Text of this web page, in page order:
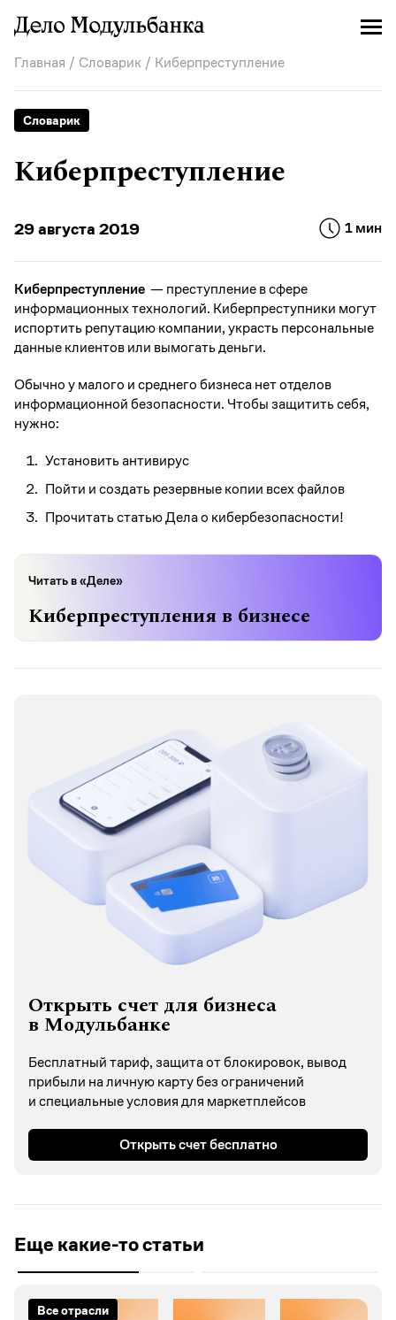
Главная / Словарик / Киберпреступление
Словарик
Киберпреступление
29 августа 2019 1 мин
Киберпреступление — преступление в сфере
информационных технологий. Киберпреступники могут
испортить репутацию компании, украсть персональные
данные клиентов или вымогать деньги.
Обычно у малого и среднего бизнеса нет отделов
информационной безопасности. Чтобы защитить себя,
нужно:
Установить антивирус
Пойти и создать резервные копии всех файлов
Прочитать статью Дела о кибербезопасности!
Читать в «Деле»
Киберпреступления в бизнесе
Открыть счет для бизнеса
в Модульбанке
Бесплатный тариф, защита от блокировок, вывод
прибыли на личную карту без ограничений
и специальные условия для маркетплейсов
Открыть счет бесплатно
Еще какие-то статьи
Все отрасли